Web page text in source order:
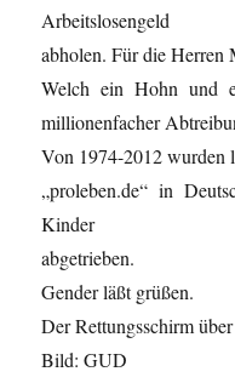
Arbeitslosengeld
abholen. Für die Herren
Welch ein Hohn und
millionenfacher
Von 1974-2012
„proleben.de“ in
Kinder
abgetrieben.
Gender läßt grüßen.
Der Rettungsschirm
Bild: GUD